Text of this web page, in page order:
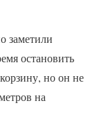
заметили
остановить
но он не
на